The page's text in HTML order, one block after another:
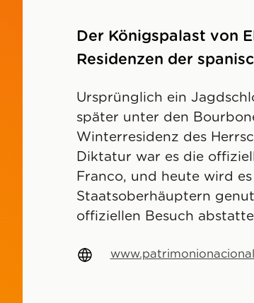
Der Königspalast von
Residenzen der
Ursprünglich ein
später unter den
Winterresidenz des
Diktatur war es die
Franco, und heute wird
Staatsoberhäuptern
offiziellen Besuch